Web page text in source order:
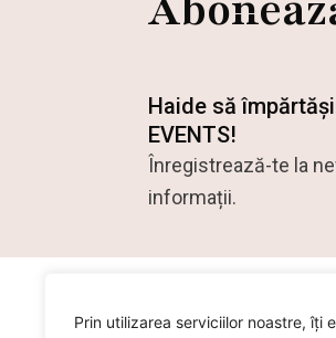
Prin utilizarea serviciilor noastre, îți
Haide să
EVENTS!
Înregistrează-te la
informații.